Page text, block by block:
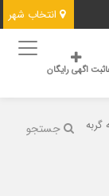
انتخاب شهر
ثبت اگهی رایگان
جستجو